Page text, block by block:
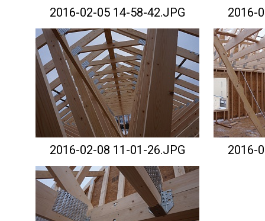
2016-02-05 14-58-42.JPG 2016-
2016-02-08 11-01-26.JPG 2016-